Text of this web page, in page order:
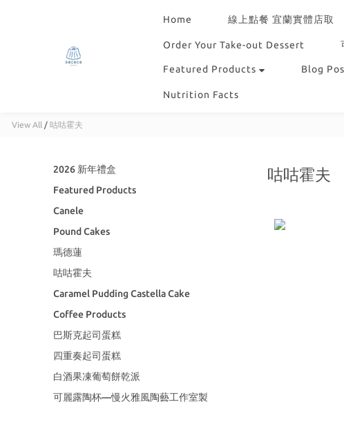
Home 線上點餐 宜蘭實體店取
Order Your Take-out Dessert
Featured Products Blog
Nutrition Facts
View All / 咕咕霍夫
2026 新年禮盒
Featured Products
Canele
Pound Cakes
瑪德蓮
咕咕霍夫
Caramel Pudding Castella Cake
Coffee Products
巴斯克起司蛋糕
四重奏起司蛋糕
白酒果凍葡萄餅乾派
可麗露陶杯—慢火雅風陶藝工作室製
咕咕霍夫